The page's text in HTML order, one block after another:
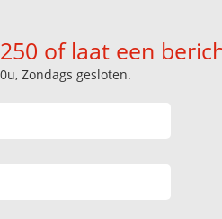
of laat een
Zondags gesloten.